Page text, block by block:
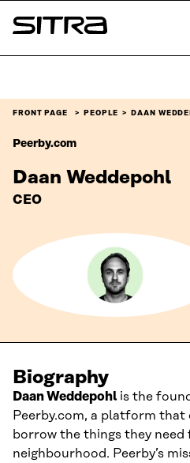
Skip to
content
Sitra
FRONT PAGE PEOPLE DAAN
Peerby.com
Daan Weddepohl
CEO
Biography
DaanWeddepohlis the
Peerby.com, a platform that
borrow the things they
neighbourhood. Peerby’s